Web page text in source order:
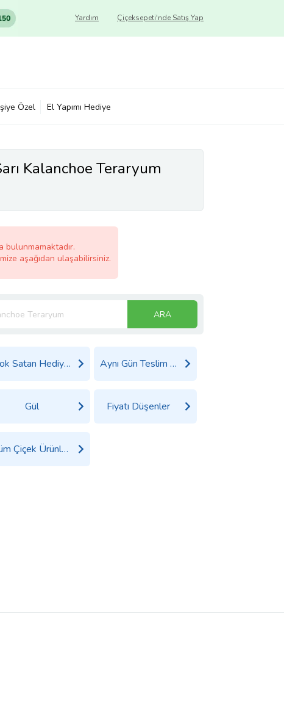
Çiçeksepeti'nde Satış Yap
Yardım
Özel El Yapımı Hediye
Kalanchoe Teraryum
bulunmamaktadır.
aşağıdan ulaşabilirsiniz.
ARA
Çok Satan Hediyeler Aynı Gün Teslim Çiçek
Gül Fiyatı Düşenler
Tüm Çiçek Ürünleri